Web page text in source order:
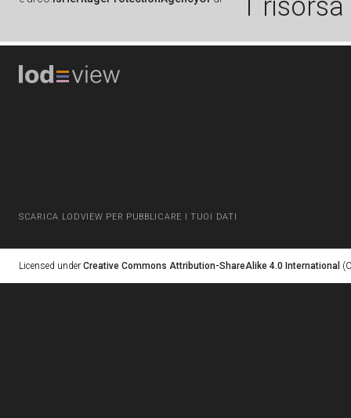
1 risorsa
SCARICA LODVIEW PER PUBBLICARE I TUOI DATI
Licensed under Creative Commons Attribution-ShareAlike 4.0 International